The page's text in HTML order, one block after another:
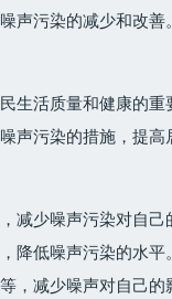
声污染的减少和改善。
生活质量和健康的
声污染的措施，提高
减少噪声污染对自
降低噪声污染的水
，减少噪声对自己的